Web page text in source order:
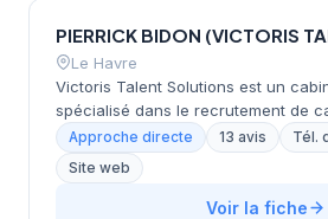
Le Havre
Victoris Talent Solutions est un
spécialisé dans le recrutement de
pour le secteur industriel en
Fondé en 2008, il accompagne les
industriels dans la recherche de
une approche personnalisée basée
Approche directe 13 avis
Tél.
Site web
Voir la fiche